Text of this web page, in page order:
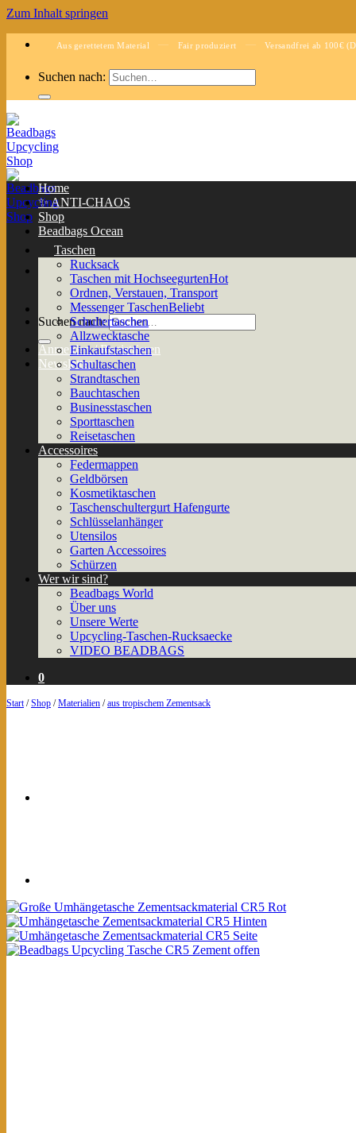
Zum Inhalt springen
Aus gerettetem Material — Fair produziert — Versandfrei ab 100€
Suchen nach:
Suchen nach:
Anmelden / Registrieren
Newsletter
Home
✨ ANTI-CHAOS
Shop
Beadbags Ocean
Taschen
Rucksack
Taschen mit Hochseegurten
Ordnen, Verstauen, Transport
Messenger Taschen
Schultertaschen
Allzwecktasche
Einkaufstaschen
Schultaschen
Strandtaschen
Bauchtaschen
Businesstaschen
Sporttaschen
Reisetaschen
Accessoires
Federmappen
Geldbörsen
Kosmetiktaschen
Taschenschultergurt Hafengurte
Schlüsselanhänger
Utensilos
Garten Accessoires
Schürzen
Wer wir sind?
Beadbags World
Über uns
Unsere Werte
Upcycling-Taschen-Rucksaecke
VIDEO BEADBAGS
0
Start / Shop / Materialien / aus tropischem Zementsack